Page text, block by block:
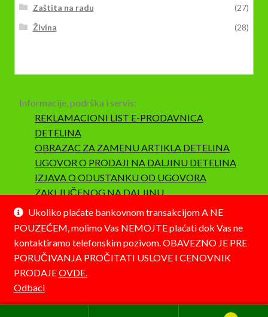
Ukoliko plaćate bankovnom transakcijom A NE
POUZEĆEM, molimo Vas NEMOJTE plaćati dok Vas ne
kontaktiramo telefonskim pozivom. OBAVEZNO JE PRE
PORUČIVANJA PROČITATI USLOVE I CENOVNIK
PRODAJEOVDE.
Odbaci
Zaštita na radu
(27)
Živina
(28)
Informacije, podrška i servis:
REKLAMACIONI LIST E-PRODAVNICA
DETELINA
OBRAZAC ZA ZAMENU ARTIKLA DETELINA
UGOVOR O PRODAJI NA DALJINU DETELINA
IZJAVA O ODUSTANKU OD UGOVORA
ZAKLJUČENOG NA DALJINU
SAOBRAZNOST I REKLAMACIJA
© Detelina 2026